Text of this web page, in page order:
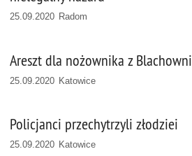
25.09.2020 Radom
Areszt dla nożownika z Blachowni
25.09.2020 Katowice
Policjanci przechytrzyli złodziei
25.09.2020 Katowice